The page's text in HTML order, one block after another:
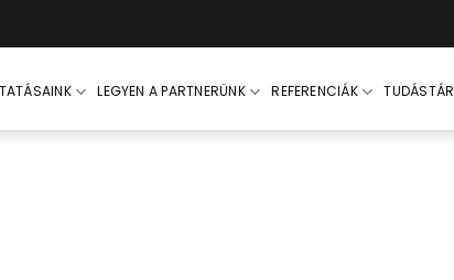
LEGYEN A PARTNERÜNK REFERENCIÁK TUDÁSTÁR